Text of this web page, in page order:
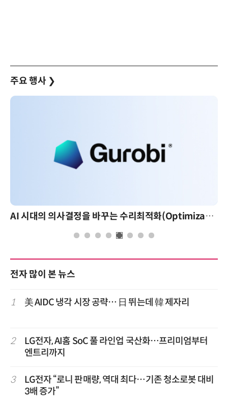
주요 행사 ❯
AI 시대의 의사결정을 바꾸는 수리최적화(Optimization): 실제 산업 적용 사례와 활용 전략
전자 많이 본 뉴스
1 美 AIDC 냉각 시장 공략… 日 뛰는데 韓 제자리
2
LG전자, AI홈 SoC 풀 라인업 국산화…프리미엄부터
엔트리까지
3
LG전자 “로니 판매량, 역대 최다…기존 청소로봇 대비
3배 증가”